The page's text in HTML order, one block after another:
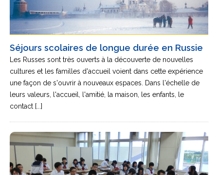
Séjours scolaires de longue durée en Russie
Les Russes sont très ouverts à la découverte de nouvelles
cultures et les familles d'accueil voient dans cette expérience
une façon de s'ouvrir à nouveaux espaces. Dans l'échelle de
leurs valeurs, l'accueil, l'amitié, la maison, les enfants, le
contact [...]